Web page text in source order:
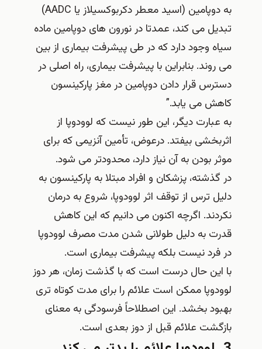
به دوپامین (اسید معطر دکربوکسیلاز یا AADC)
تبدیل می کند، عمدتا در نورون های دوپامین ماده
سیاه وجود دارد که در طی پیشرفت بیماری از بین
می روند. بنابراین با پیشرفت بیماری، راه اصلی در
دسترس قرار دادن دوپامین در مغز پارکینسون
کاهش می یابد.”
به عبارت دیگر، این طور نیست که لوودوپا از
اثربخشی بیفتد. درعوض، تأمین آنزیمی که برای
موثر بودن به آن نیاز دارد، محدودتر می شود.
در گذشته، پزشکان و افراد مبتلا به پارکینسون به
دلیل ترس از توقف اثر لوودوپا، شروع به درمان
نکردند. اگرچه اکنون می دانیم که این کاهش
قدرت به دلیل طولانی شدن مدت مصرف لوودوپا
در فرد نیست بلکه پیشرفت بیماری است.
با این حال درست است که با گذشت زمان، هر دوز
لوودوپا ممکن است علائم را برای مدت کوتاه تری
بهبود بخشد. این اصطلاحاً فرسودگی به معنای
بازگشت علائم قبل از دوز بعدی است.